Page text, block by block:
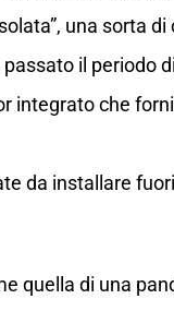
una sorta di
il periodo
integrato che
da installare
quella di una